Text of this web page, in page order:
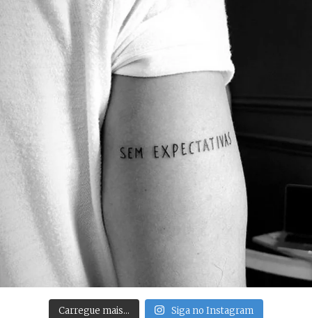
Carregue mais… Siga no Instagram